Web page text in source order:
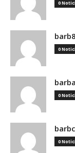
0
0
0
0